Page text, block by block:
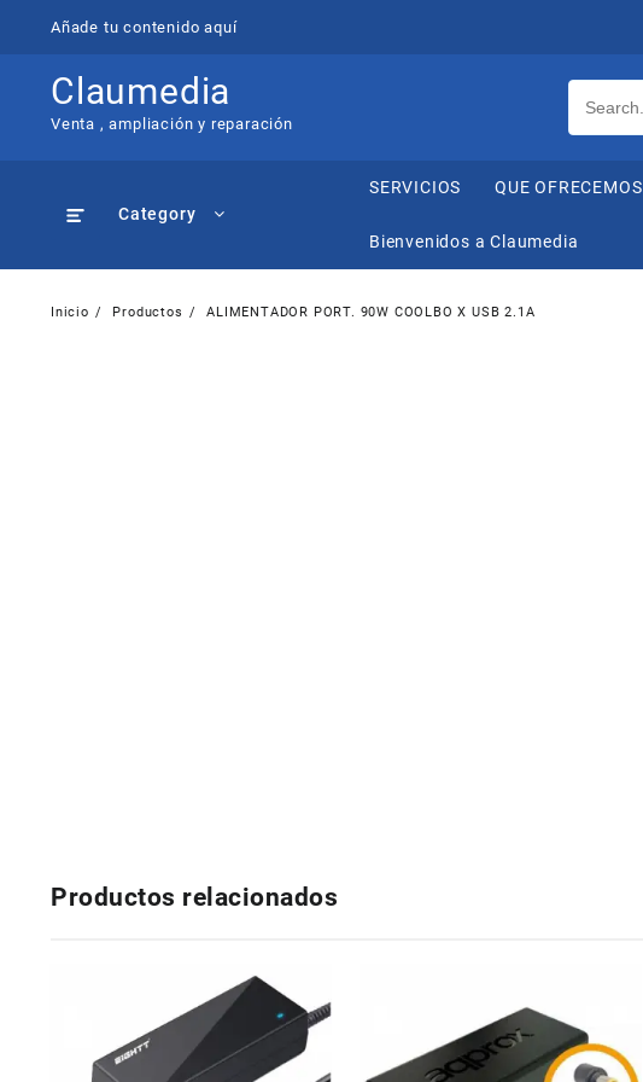
Añade tu contenido aquí
Claumedia
Venta , ampliación y reparación
Category
SERVICIOS QUE OFRECEMOS
Bienvenidos a Claumedia
Inicio Productos ALIMENTADOR PORT. 90W COOLBO X USB 2.1A
Productos relacionados